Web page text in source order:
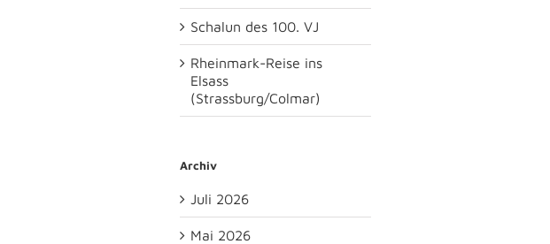
Schalun des 100. VJ
Rheinmark-Reise ins
Elsass
(Strassburg/Colmar)
Archiv
Juli 2026
Mai 2026